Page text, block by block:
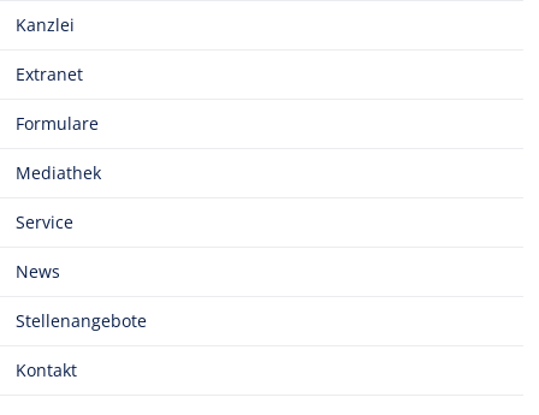
Kanzlei
Extranet
Formulare
Mediathek
Service
News
Stellenangebote
Kontakt